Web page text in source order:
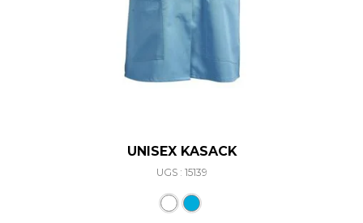
UNISEX KASACK
UGS : 15139